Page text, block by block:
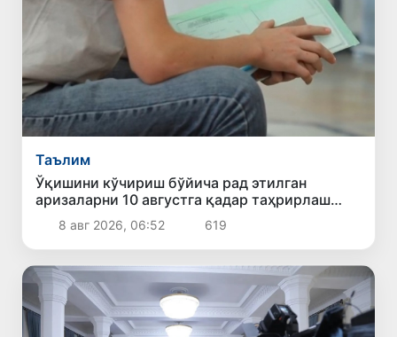
Таълим
Ўқишини кўчириш бўйича рад этилган
аризаларни 10 августга қадар таҳрирлаш
мумкин
8 авг 2026, 06:52 619